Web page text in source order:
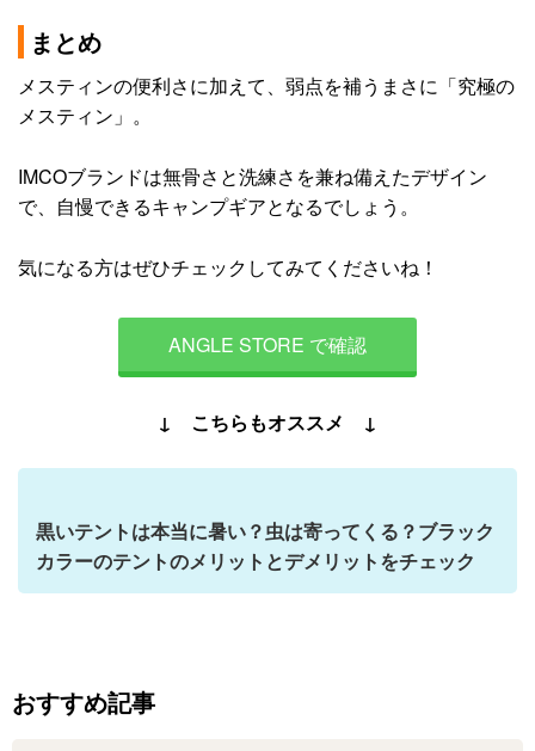
まとめ
メスティンの便利さに加えて、弱点を補うまさに「究極の
メスティン」。
IMCOブランドは無骨さと洗練さを兼ね備えたデザイン
で、自慢できるキャンプギアとなるでしょう。
気になる方はぜひチェックしてみてくださいね！
ANGLE STORE で確認
↓ こちらもオススメ ↓
黒いテントは本当に暑い？虫は寄ってくる？ブラック
カラーのテントのメリットとデメリットをチェック
おすすめ記事